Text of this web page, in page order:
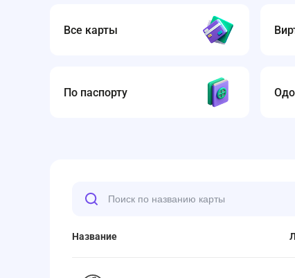
Все карты
По паспорту
Название